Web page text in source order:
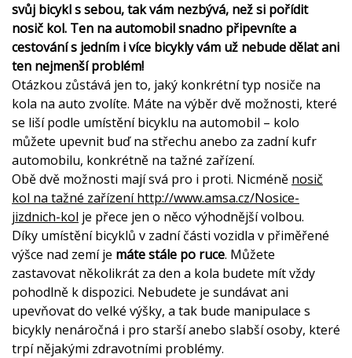
svůj bicykl s sebou, tak vám nezbývá, než si pořídit
nosič kol. Ten na automobil snadno připevníte a
cestování s jedním i více bicykly vám už nebude dělat ani
ten nejmenší problém!
Otázkou zůstává jen to, jaký konkrétní typ nosiče na
kola na auto zvolíte. Máte na výběr dvě možnosti, které
se liší podle umístění bicyklu na automobil – kolo
můžete upevnit buď na střechu anebo za zadní kufr
automobilu, konkrétně na tažné zařízení.
Obě dvě možnosti mají svá pro i proti. Nicméně nosič
kol na tažné zařízení http://www.amsa.cz/Nosice-
jizdnich-kol je přece jen o něco výhodnější volbou.
Díky umístění bicyklů v zadní části vozidla v přiměřené
výšce nad zemí je máte stále po ruce. Můžete
zastavovat několikrát za den a kola budete mít vždy
pohodlně k dispozici. Nebudete je sundávat ani
upevňovat do velké výšky, a tak bude manipulace s
bicykly nenáročná i pro starší anebo slabší osoby, které
trpí nějakými zdravotními problémy.